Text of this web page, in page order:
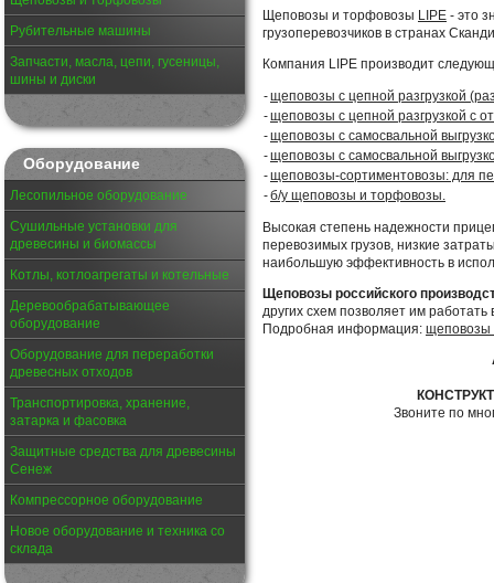
Рубительные машины
Запчасти, масла, цепи, гусеницы,
шины и диски
Оборудование
Лесопильное оборудование
Сушильные установки для
древесины и биомассы
Котлы, котлоагрегаты и котельные
Деревообрабатывающее
оборудование
Оборудование для переработки
древесных отходов
Транспортировка, хранение,
затарка и фасовка
Защитные средства для древесины
Сенеж
Компрессорное оборудование
Новое оборудование и техника со
склада
Щеповозы и торфовозы LIPE - это
грузоперевозчиков в странах
Компания LIPE производит
-щеповозы с цепной разгрузкой
-щеповозы с цепной разгрузкой с
-щеповозы с самосвальной
-щеповозы с самосвальной
-щеповозы-сортиментовозы: для
-б/у щеповозы и торфовозы.
Высокая степень надежности
перевозимых грузов, низкие
наибольшую эффективность в
Щеповозы российского
других схем позволяет им
Подробная информация: щеповозы
Звоните по